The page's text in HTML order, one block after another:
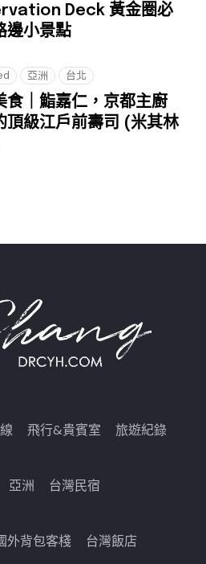
Deck 黃金圈必
邊小景點
亞洲 台北
食｜鮨嘉仁，京都主廚
頂級江戶前壽司 (米其林
飛行&貴賓室 旅遊紀錄
亞洲 台灣民宿
外背包客棧
台灣飯店